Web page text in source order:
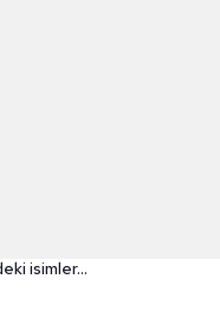
isimler...